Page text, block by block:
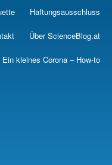
Haftungsausschluss
Über ScienceBlog.at
Ein kleines Corona – How-to